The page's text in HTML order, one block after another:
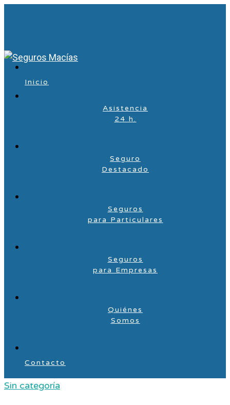
Inicio
Asistencia
24 h.
Seguro
Destacado
Seguros
para Particulares
Seguros
para Empresas
Quiénes
Somos
Contacto
Sin categoría